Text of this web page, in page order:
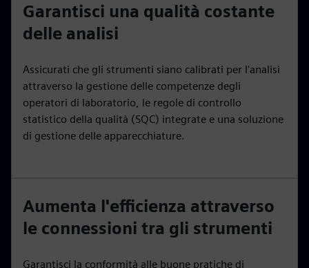
Garantisci una qualità costante
delle analisi
Assicurati che gli strumenti siano calibrati per l'analisi
attraverso la gestione delle competenze degli
operatori di laboratorio, le regole di controllo
statistico della qualità (SQC) integrate e una soluzione
di gestione delle apparecchiature.
Aumenta l'efficienza attraverso
le connessioni tra gli strumenti
Garantisci la conformità alle buone pratiche di